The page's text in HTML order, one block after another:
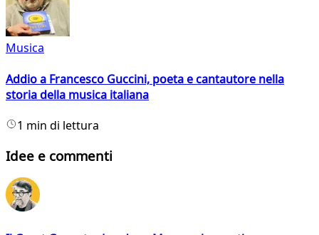
Musica
Addio a Francesco Guccini, poeta e cantautore nella
storia della musica italiana
1 min di lettura
Idee e commenti